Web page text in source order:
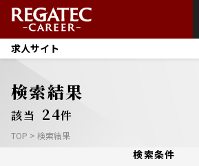
求人サイト
検索結果
該当 24件
TOP > 検索結果
検索条件